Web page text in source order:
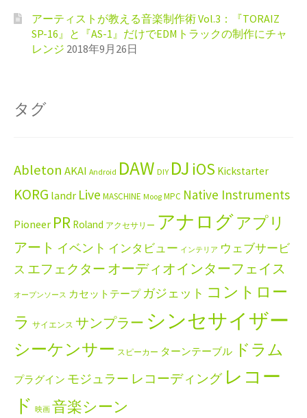
アーティストが教える音楽制作術 Vol.3：『TORAIZ
SP-16』と『AS-1』だけでEDMトラックの制作にチャ
レンジ 2018年9月26日
タグ
Ableton AKAI Android DAW DIY DJ iOS Kickstarter
KORG landr Live MASCHINE Moog MPC Native Instruments
Pioneer PR Roland アクセサリー アナログアプリ
アート イベント インタビュー インテリア ウェブサービ
ス エフェクター オーディオインターフェイス
オープンソース カセットテープ ガジェット コントロー
ラ サイエンス サンプラー シンセサイザー
シーケンサー スピーカー ターンテーブル ドラム
プラグイン モジュラー レコーディング レコー
ド 映画 音楽シーン